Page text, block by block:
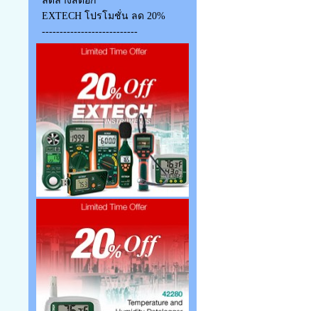
EXTECH โปรโมชั่น ลด 20%
---------------------------